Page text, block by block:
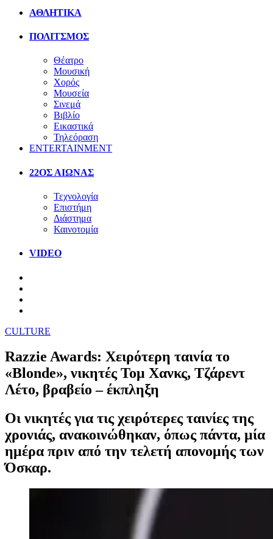
ΑΘΛΗΤΙΚΑ
ΠΟΛΙΤΣΜΟΣ
Θέατρο
Μουσική
Χορός
Μουσεία
Σινεμά
Βιβλίο
Εικαστικά
Τηλεόραση
ENTERTAINMENT
22ΟΣ ΑΙΩΝΑΣ
Τεχνολογία
Επιστήμη
Διάστημα
Καινοτομία
VIDEO
CULTURE
Razzie Awards: Χειρότερη ταινία το
«Blonde», νικητές Τομ Χανκς, Τζάρεντ
Λέτο, βραβείο – έκπληξη
Οι νικητές για τις χειρότερες ταινίες της
χρονιάς, ανακοινώθηκαν, όπως πάντα, μία
ημέρα πριν από την τελετή απονομής των
Όσκαρ.